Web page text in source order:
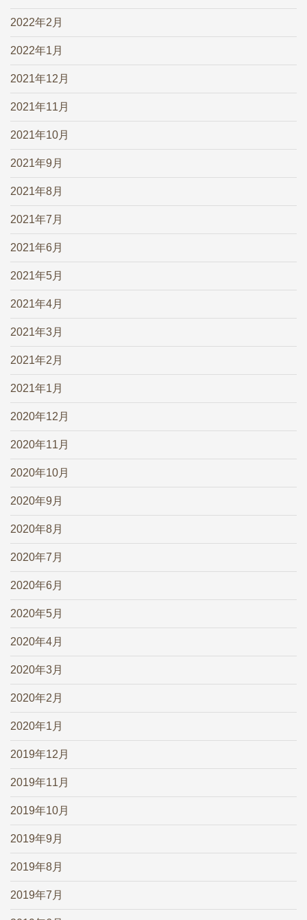
2022年2月
2022年1月
2021年12月
2021年11月
2021年10月
2021年9月
2021年8月
2021年7月
2021年6月
2021年5月
2021年4月
2021年3月
2021年2月
2021年1月
2020年12月
2020年11月
2020年10月
2020年9月
2020年8月
2020年7月
2020年6月
2020年5月
2020年4月
2020年3月
2020年2月
2020年1月
2019年12月
2019年11月
2019年10月
2019年9月
2019年8月
2019年7月